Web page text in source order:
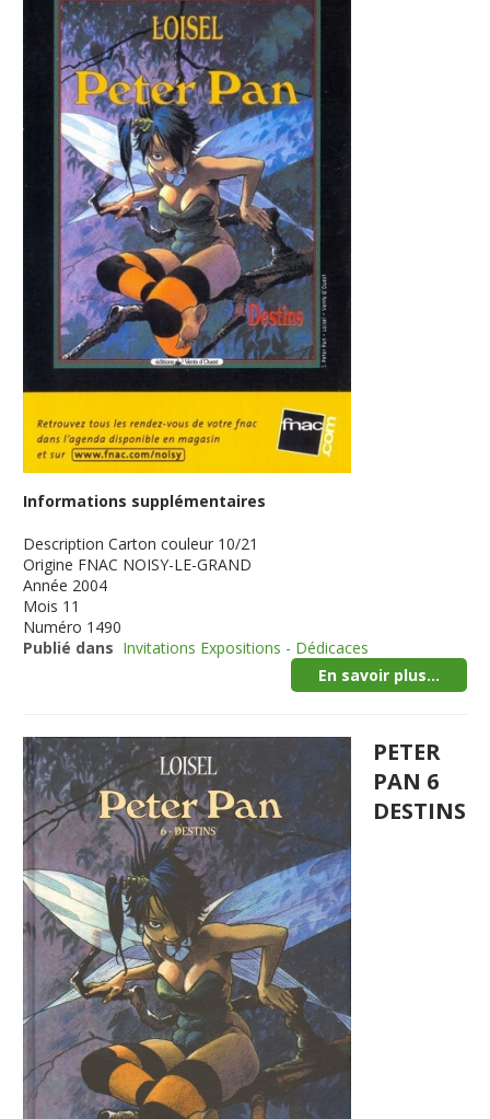
Informations supplémentaires
Description Carton couleur 10/21
Origine FNAC NOISY-LE-GRAND
Année 2004
Mois 11
Numéro 1490
Publié dans Invitations Expositions - Dédicaces
En savoir plus...
PETER
PAN 6
DESTINS